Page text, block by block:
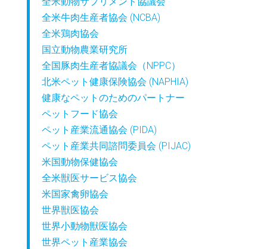
全米牛肉生産者協会 (NCBA)
全米鶏肉協会
国立動物農業研究所
全国豚肉生産者協議会（NPPC）
北米ペット健康保険協会 (NAPHIA)
健康なペットのためのパートナー
ペットフード協会
ペット産業流通協会 (PIDA)
ペット産業共同諮問委員会 (PIJAC)
米国動物保健協会
全米獣医サービス協会
米国家禽卵協会
世界獣医協会
世界小動物獣医協会
世界ペット産業協会